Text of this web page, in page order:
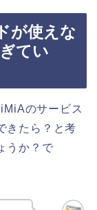
が使えな
てい
のサービス
きたら？と考
うか？で